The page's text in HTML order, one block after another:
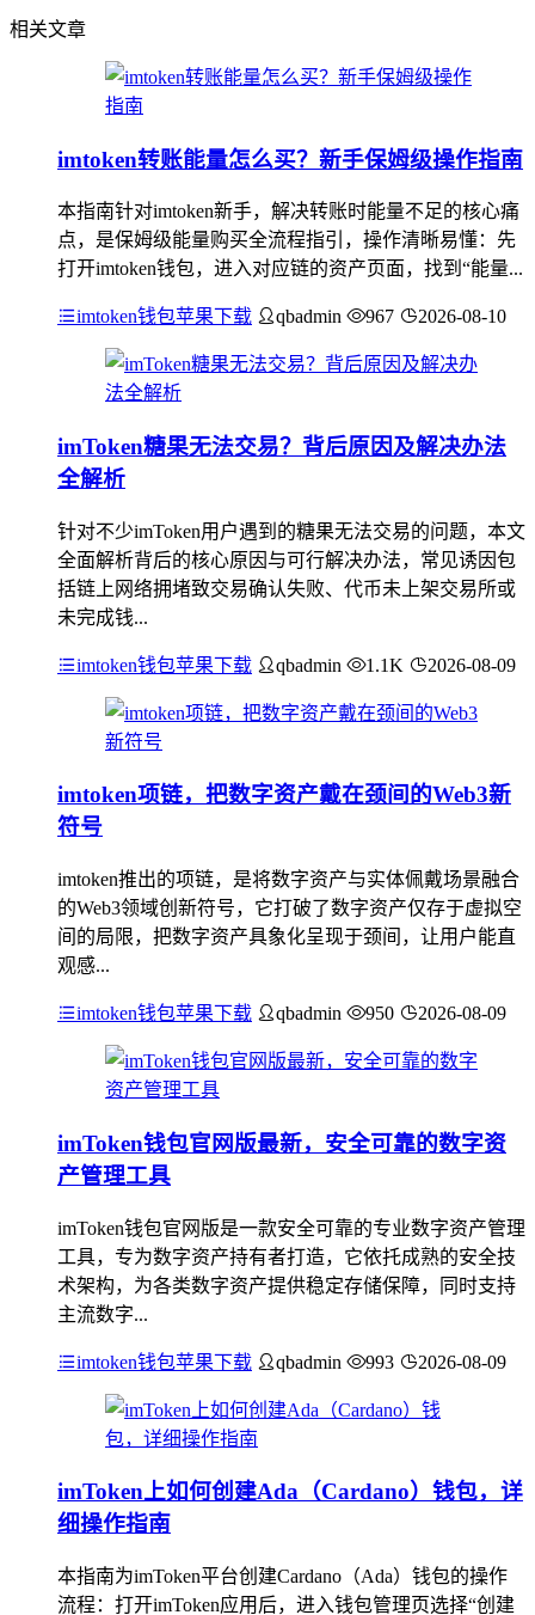
相关文章
imtoken转账能量怎么买？新手保姆级操作指南
本指南针对imtoken新手，解决转账时能量不足的核心痛
点，是保姆级能量购买全流程指引，操作清晰易懂：先
打开imtoken钱包，进入对应链的资产页面，找到“能量...
imtoken钱包苹果下载 qbadmin 967 2026-08-10
imToken糖果无法交易？背后原因及解决办法
全解析
针对不少imToken用户遇到的糖果无法交易的问题，本文
全面解析背后的核心原因与可行解决办法，常见诱因包
括链上网络拥堵致交易确认失败、代币未上架交易所或
未完成钱...
imtoken钱包苹果下载 qbadmin 1.1K 2026-08-09
imtoken项链，把数字资产戴在颈间的Web3新
符号
imtoken推出的项链，是将数字资产与实体佩戴场景融合
的Web3领域创新符号，它打破了数字资产仅存于虚拟空
间的局限，把数字资产具象化呈现于颈间，让用户能直
观感...
imtoken钱包苹果下载 qbadmin 950 2026-08-09
imToken钱包官网版最新，安全可靠的数字资
产管理工具
imToken钱包官网版是一款安全可靠的专业数字资产管理
工具，专为数字资产持有者打造，它依托成熟的安全技
术架构，为各类数字资产提供稳定存储保障，同时支持
主流数字...
imtoken钱包苹果下载 qbadmin 993 2026-08-09
imToken上如何创建Ada（Cardano）钱包，详
细操作指南
本指南为imToken平台创建Cardano（Ada）钱包的操作
流程：打开imToken应用后，进入钱包管理页选择“创建